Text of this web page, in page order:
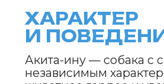
избежать образования колтунов
и контролировать линьку, которая
у акиты-ину бывает достаточно
интенсивной дважды в год.
особенно частое вычесывание,
чтобы шерсть не рассыпалась
по дому.